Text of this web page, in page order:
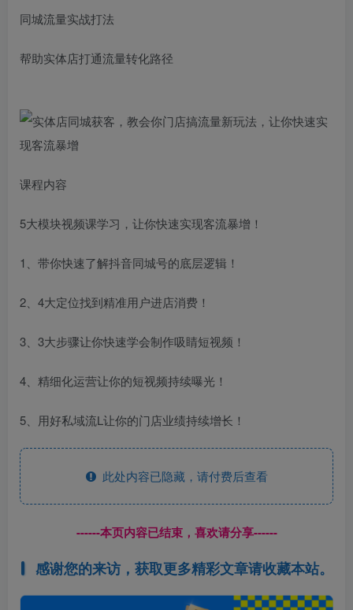
同城流量实战打法
帮助实体店打通流量转化路径
课程内容
5大模块视频课学习，让你快速实现客流暴增！
1、带你快速了解抖音同城号的底层逻辑！
2、4大定位找到精准用户进店消费！
3、3大步骤让你快速学会制作吸睛短视频！
4、精细化运营让你的短视频持续曝光！
5、用好私域流L让你的门店业绩持续增长！
此处内容已隐藏，请付费后查看
------本页内容已结束，喜欢请分享------
感谢您的来访，获取更多精彩文章请收藏本站。